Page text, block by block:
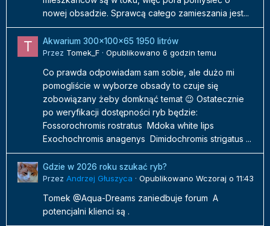
nowej obsadzie. Sprawcą całego zamieszania jest...
Akwarium 300x100x65 1950 litrów
Przez Tomek_F · Opublikowano 6 godzin temu
Co prawda odpowiadam sam sobie, ale dużo mi
pomogliście w wyborze obsady to czuje się
zobowiązany żeby domknąć temat 😉 Ostatecznie
po weryfikacji dostępności ryb będzie:
Fossorochromis rostratus Mdoka white lips
Exochochromis anagenys Dimidochromis strigatus ...
Gdzie w 2026 roku szukać ryb?
Przez Andrzej Głuszyca · Opublikowano Wczoraj o 11:43
Tomek @Aqua-Dreams zaniedbuje forum A
potencjalni klienci są .